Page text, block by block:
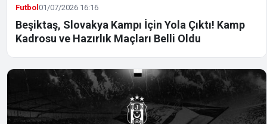
Futbol01/07/2026 16:16
Beşiktaş, Slovakya Kampı İçin Yola Çıktı! Kamp
Kadrosu ve Hazırlık Maçları Belli Oldu